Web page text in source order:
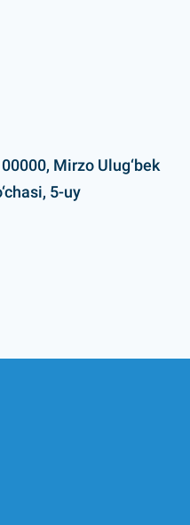
Mirzo Ulug‘bek
5-uy